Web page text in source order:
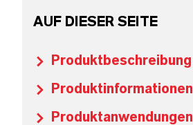
AUF DIESER SEITE
Produktbeschreibung
Produktinformationen
Produktanwendungen